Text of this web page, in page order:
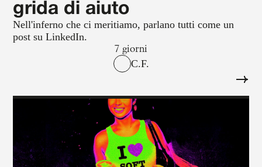
grida di aiuto
Nell'inferno che ci meritiamo, parlano tutti come un
post su LinkedIn.
7 giorni
C.F.